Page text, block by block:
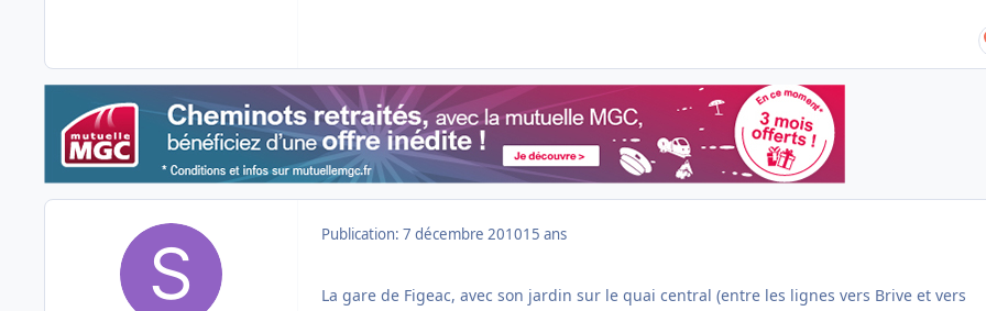
Publication: 7 décembre 201015 ans
La gare de Figeac, avec son jardin sur le quai central (entre les lignes vers Brive et vers